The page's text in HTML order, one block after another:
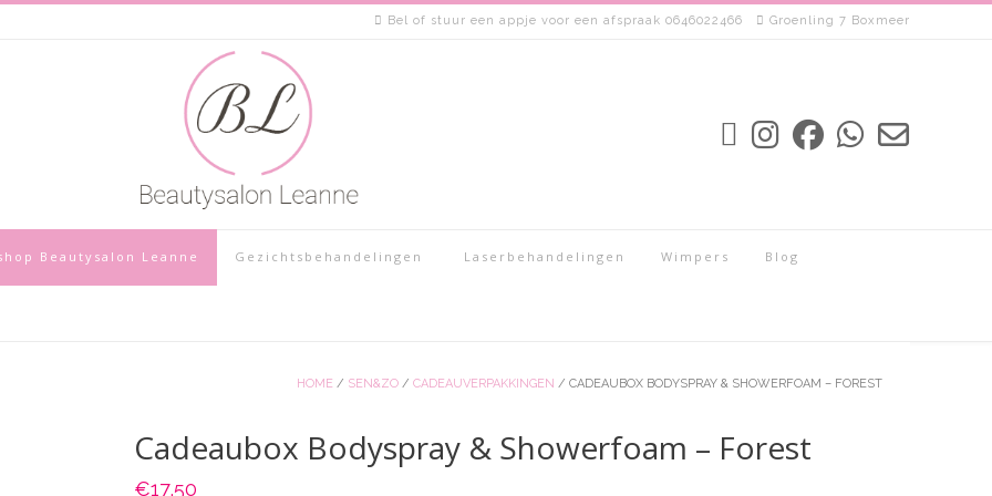
Bel of stuur een appje voor een afspraak 0646022466 Groenling 7 Boxmeer
Beautysalon Leanne Gezichtsbehandelingen Laserbehandelingen Wimpers Blog
HOME / SEN&ZO / CADEAUVERPAKKINGEN / CADEAUBOX BODYSPRAY & SHOWERFOAM – FOREST
Cadeaubox Bodyspray & Showerfoam – Forest
€17,50